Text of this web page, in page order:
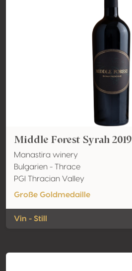
Middle Forest Syrah 2019
Manastira winery
Bulgarien - Thrace
PGI Thracian Valley
Große Goldmedaille
Vin - Still